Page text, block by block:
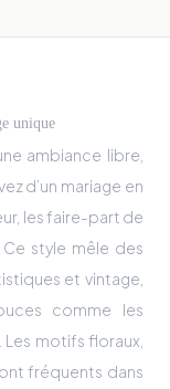
unique
ambiance libre,
d’un mariage en
les faire-part de
style mêle des
et vintage,
comme les
motifs floraux,
fréquents dans